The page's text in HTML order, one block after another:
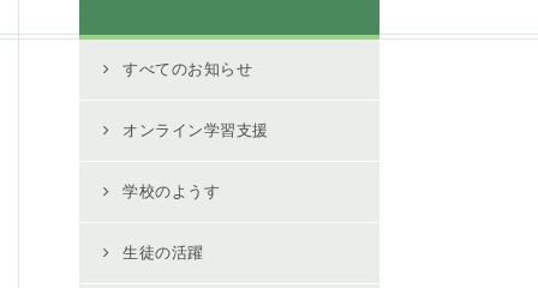
すべてのお知らせ
オンライン学習支援
学校のようす
生徒の活躍